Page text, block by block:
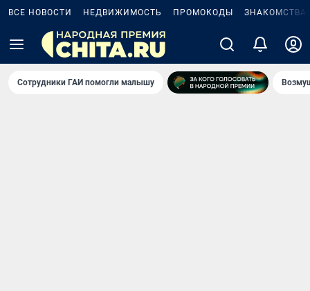
ВСЕ НОВОСТИ НЕДВИЖИМОСТЬ ПРОМОКОДЫ ЗНАКОМСТВА
Сотрудники ГАИ помогли малышу